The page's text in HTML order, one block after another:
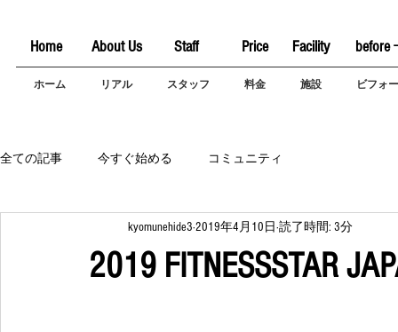
Home About Us Staff Price Facility before
ホーム リアル スタッフ 料金 施設 ビフォ
全ての記事 今すぐ始める コミュニティ
2019 FITNESSSTAR
kyomunehide3 2019年4月10日 読了時間: 3分